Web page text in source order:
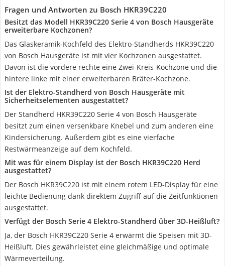
Fragen und Antworten zu Bosch HKR39C220
Besitzt das Modell HKR39C220 Serie 4 von Bosch Hausgeräte
erweiterbare Kochzonen?
Das Glaskeramik-Kochfeld des Elektro-Standherds HKR39C220
von Bosch Hausgeräte ist mit vier Kochzonen ausgestattet.
Davon ist die vordere rechte eine Zwei-Kreis-Kochzone und die
hintere linke mit einer erweiterbaren Bräter-Kochzone.
Ist der Elektro-Standherd von Bosch Hausgeräte mit
Sicherheitselementen ausgestattet?
Der Standherd HKR39C220 Serie 4 von Bosch Hausgeräte
besitzt zum einen versenkbare Knebel und zum anderen eine
Kindersicherung. Außerdem gibt es eine vierfache
Restwärmeanzeige auf dem Kochfeld.
Mit was für einem Display ist der Bosch HKR39C220 Herd
ausgestattet?
Der Bosch HKR39C220 ist mit einem rotem LED-Display für eine
leichte Bedienung dank direktem Zugriff auf die Zeitfunktionen
ausgestattet.
Verfügt der Bosch Serie 4 Elektro-Standherd über 3D-Heißluft?
Ja, der Bosch HKR39C220 Serie 4 erwärmt die Speisen mit 3D-
Heißluft. Dies gewährleistet eine gleichmäßige und optimale
Wärmeverteilung.